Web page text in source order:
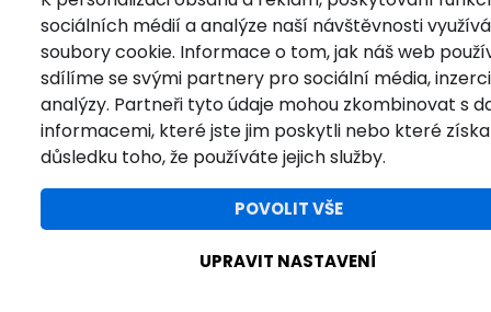
sociálních médií a analýze naší návštěvnosti
soubory cookie. Informace o tom, jak náš web
sdílíme se svými partnery pro sociální média,
analýzy. Partneři tyto údaje mohou zkombinovat s
informacemi, které jste jim poskytli nebo které
důsledku toho, že používáte jejich služby.
POVOLIT VŠE
UPRAVIT NASTAVENÍ